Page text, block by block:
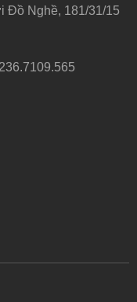
Đồ Nghề, 181/31/15